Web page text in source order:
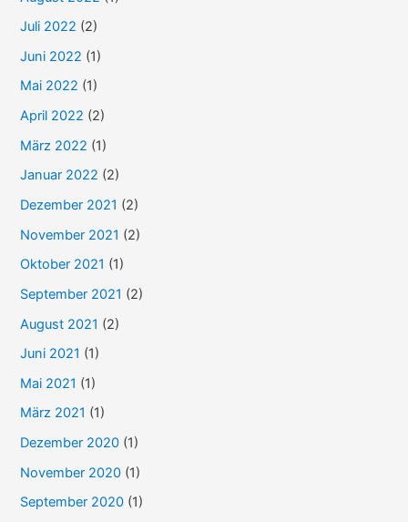
Juli 2022 (2)
Juni 2022 (1)
Mai 2022 (1)
April 2022 (2)
März 2022 (1)
Januar 2022 (2)
Dezember 2021 (2)
November 2021 (2)
Oktober 2021 (1)
September 2021 (2)
August 2021 (2)
Juni 2021 (1)
Mai 2021 (1)
März 2021 (1)
Dezember 2020 (1)
November 2020 (1)
September 2020 (1)